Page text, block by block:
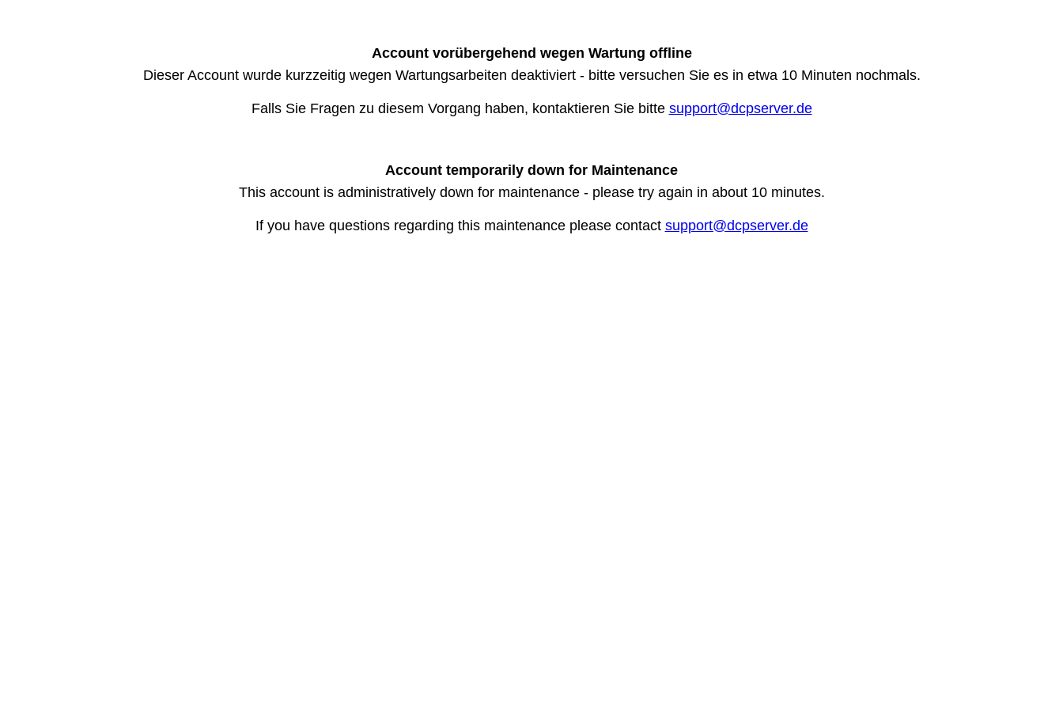
Account vorübergehend wegen Wartung offline
Dieser Account wurde kurzzeitig wegen Wartungsarbeiten deaktiviert - bitte versuchen Sie es in etwa 10 Minuten nochmals.
Falls Sie Fragen zu diesem Vorgang haben, kontaktieren Sie bitte support@dcpserver.de
Account temporarily down for Maintenance
This account is administratively down for maintenance - please try again in about 10 minutes.
If you have questions regarding this maintenance please contact support@dcpserver.de